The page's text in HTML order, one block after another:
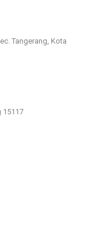
Tangerang, Kota
15117